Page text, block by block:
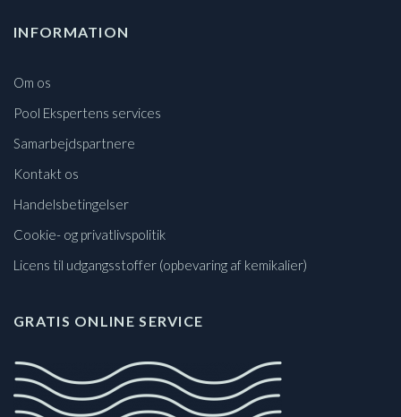
INFORMATION
Om os
Pool Ekspertens services
Samarbejdspartnere
Kontakt os
Handelsbetingelser
Cookie- og privatlivspolitik
Licens til udgangsstoffer (opbevaring af kemikalier)
GRATIS ONLINE SERVICE